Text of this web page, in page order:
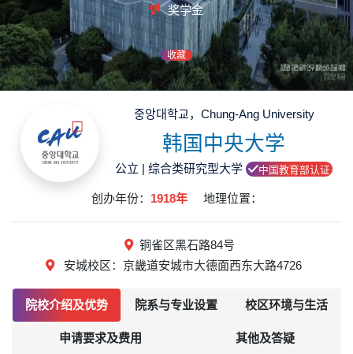
奖学金
收藏
중앙대학교，Chung-Ang University
韩国中央大学
公立 | 综合类研究型大学 中国教育部认证
创办年份： 1918年 地理位置：
铜雀区黑石路84号
安城校区：京畿道安城市大德面西东大路4726
院校介绍及优势 院系与专业设置 校区环境与生活
申请要求及费用 其他及答疑